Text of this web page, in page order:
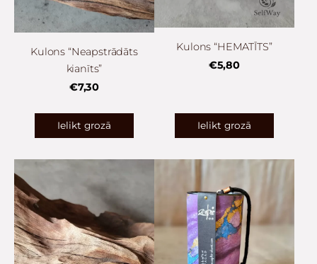
Kulons “Neapstrādāts
kianīts”
€7,30
Ielikt grozā
Kulons “HEMATĪTS”
€5,80
Ielikt grozā